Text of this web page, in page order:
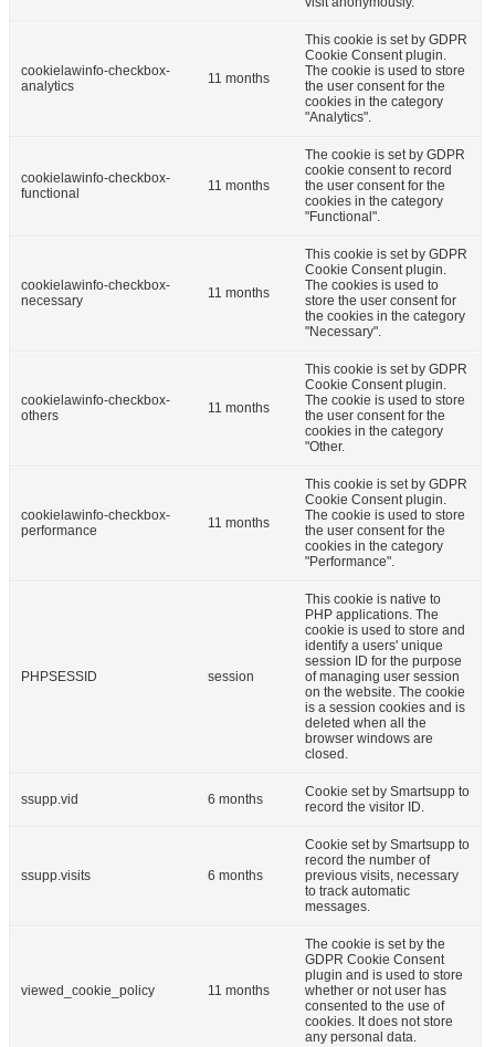
cookielawinfo-checkbox-
analytics
11 months
This cookie is set by GDPR
Cookie Consent plugin.
The cookie is used to store
the user consent for the
cookies in the category
"Analytics".
cookielawinfo-checkbox-
functional
11 months
The cookie is set by GDPR
cookie consent to record
the user consent for the
cookies in the category
"Functional".
cookielawinfo-checkbox-
necessary
11 months
This cookie is set by GDPR
Cookie Consent plugin.
The cookies is used to
store the user consent for
the cookies in the category
"Necessary".
cookielawinfo-checkbox-
others
11 months
This cookie is set by GDPR
Cookie Consent plugin.
The cookie is used to store
the user consent for the
cookies in the category
"Other.
cookielawinfo-checkbox-
performance
11 months
This cookie is set by GDPR
Cookie Consent plugin.
The cookie is used to store
the user consent for the
cookies in the category
"Performance".
PHPSESSID session
This cookie is native to
PHP applications. The
cookie is used to store and
identify a users' unique
session ID for the purpose
of managing user session
on the website. The cookie
is a session cookies and is
deleted when all the
browser windows are
closed.
ssupp.vid 6 months
Cookie set by Smartsupp to
record the visitor ID.
ssupp.visits 6 months
Cookie set by Smartsupp to
record the number of
previous visits, necessary
to track automatic
messages.
viewed_cookie_policy 11 months
The cookie is set by the
GDPR Cookie Consent
plugin and is used to store
whether or not user has
consented to the use of
cookies. It does not store
any personal data.